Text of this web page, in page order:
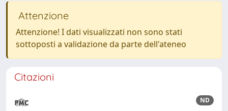
Attenzione
Attenzione! I dati visualizzati non sono stati
sottoposti a validazione da parte dell'ateneo
Citazioni
ND